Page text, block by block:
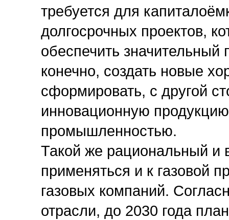
требуется для
долгосрочных проектов,
обеспечить значительный
конечно, создать новые
сформировать, с другой
инновационную
промышленностью.
Такой же рациональный и
применяться и к газовой
газовых компаний.
отрасли, до 2030 года